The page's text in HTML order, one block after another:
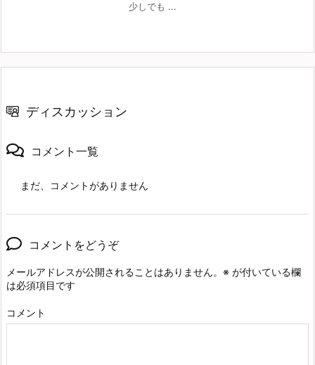
少しでも ...
ディスカッション
コメント一覧
まだ、コメントがありません
コメントをどうぞ
メールアドレスが公開されることはありません。 ※ が付いている欄
は必須項目です
コメント